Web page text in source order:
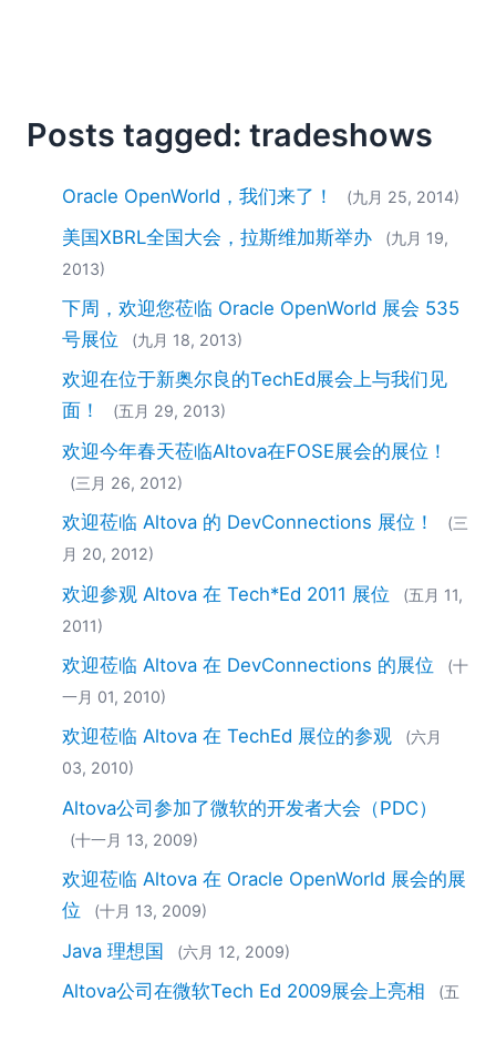
2016
2015
2013
2012
2011
2009
2008
2007
Posts tagged: tradeshows
Oracle OpenWorld，我们来了！ (九月 25, 2014)
美国XBRL全国大会，拉斯维加斯举办
(九月 19,
2013)
下周，欢迎您莅临 Oracle OpenWorld 展会 535
号展位
(九月 18, 2013)
欢迎在位于新奥尔良的TechEd展会上与我们见
面！
(五月 29, 2013)
欢迎今年春天莅临Altova在FOSE展会的展位！
(三月 26, 2012)
欢迎莅临 Altova 的 DevConnections 展位！
(三
月 20, 2012)
欢迎参观 Altova 在 Tech*Ed 2011 展位
(五月 11,
2011)
欢迎莅临 Altova 在 DevConnections 的展位
(十
一月 01, 2010)
欢迎莅临 Altova 在 TechEd 展位的参观
(六月
03, 2010)
Altova公司参加了微软的开发者大会（PDC）
(十一月 13, 2009)
欢迎莅临 Altova 在 Oracle OpenWorld 展会的展
位
(十月 13, 2009)
Java 理想国 (六月 12, 2009)
Altova公司在微软Tech Ed 2009展会上亮相
(五